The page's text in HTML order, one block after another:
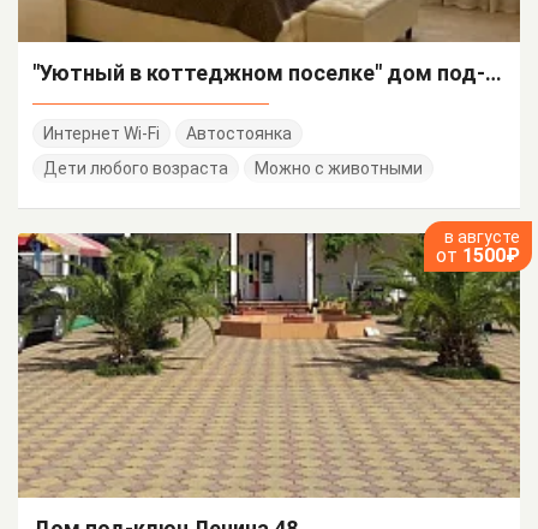
"Уютный в коттеджном поселке" дом под-ключ
Интернет Wi-Fi
Автостоянка
Дети любого возраста
Можно с животными
в августе
от 1500₽